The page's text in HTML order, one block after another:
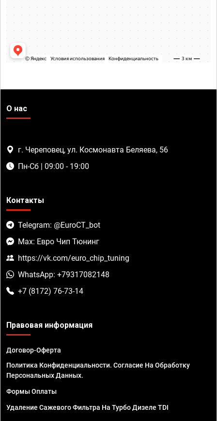
О нас
г. Череповец, ул. Космонавта Беляева, 56
Пн-Сб | 09:00 - 19:00
Контакты
Telegram: @EuroCT_bot
Max: Евро Чип Тюнинг
https://vk.com/euro_chip_tuning
WhatsApp: +79317082148
+7 (8172) 76-73-14
Правовая информация
Договор-Оферта
Политика Конфиденциальности. Согласие На Обработку
Персональных Данных.
Формы Оплаты
Удаление Сажевого Фильтра На Турбо Дизеле TDI